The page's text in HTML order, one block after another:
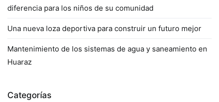
diferencia para los niños de su comunidad
Una nueva loza deportiva para construir un futuro mejor
Mantenimiento de los sistemas de agua y saneamiento en
Huaraz
Categorías